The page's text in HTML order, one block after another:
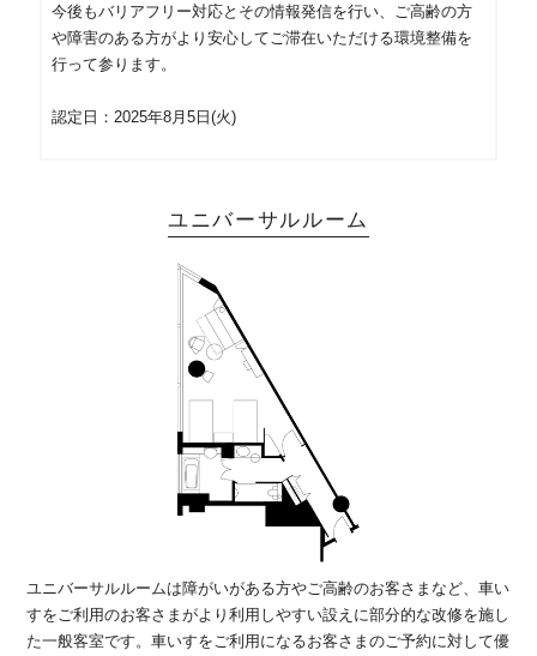
今後もバリアフリー対応とその情報発信を行い、ご高齢の方
や障害のある方がより安心してご滞在いただける環境整備を
行って参ります。
認定日：2025年8月5日(火)
ユニバーサルルーム
ユニバーサルルームは障がいがある方やご高齢のお客さまなど、車い
すをご利用のお客さまがより利用しやすい設えに部分的な改修を施し
た一般客室です。車いすをご利用になるお客さまのご予約に対して優